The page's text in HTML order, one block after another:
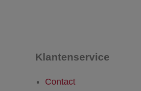
Klantenservice
Contact